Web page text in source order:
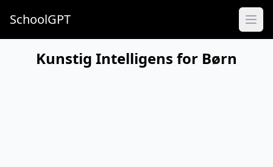
SchoolGPT
Kunstig Intelligens for Børn